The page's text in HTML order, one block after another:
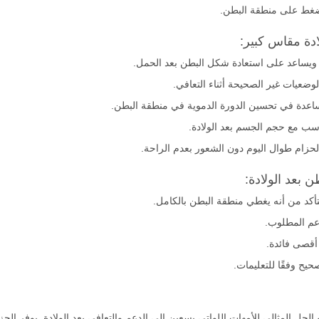
على منطقة البطن.
مقاس كبير:
ويساعد على استعادة شكل البطن بعد الحمل.
غير الصحيحة أثناء التعافي.
في تحسين الدورة الدموية في منطقة البطن.
مع حجم الجسم بعد الولادة.
طوال اليوم دون الشعور بعدم الراحة.
بعد الولادة:
من أنه يغطي منطقة البطن بالكامل.
المطلوب.
فائدة.
وفقًا للتعليمات.